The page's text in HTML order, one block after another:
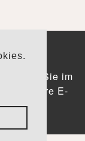
finden Sie im
unsere E-